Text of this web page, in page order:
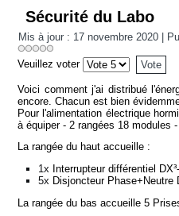
Sécurité du Labo
Mis à jour : 17 novembre 2020
Veuillez voter
Voici comment j'ai distribué
encore. Chacun est bien
Pour l'alimentation électrique
à équiper - 2 rangées 18 modules
La rangée du haut accueille :
1x Interrupteur différentiel
5x Disjoncteur Phase+Neutre
La rangée du bas accueille 5